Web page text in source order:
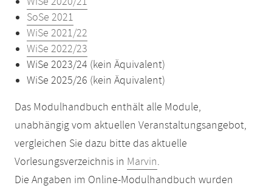
SoSe 2021
WiSe 2021/22
WiSe 2022/23
WiSe 2023/24 (kein Äquivalent)
WiSe 2025/26 (kein Äquivalent)
Das Modulhandbuch enthält alle Module,
unabhängig vom aktuellen Veranstaltungsangebot,
vergleichen Sie dazu bitte das aktuelle
Vorlesungsverzeichnis in Marvin.
Die Angaben im Online-Modulhandbuch wurden